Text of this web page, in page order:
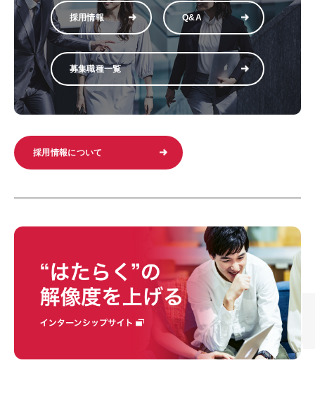
採用情報 Q&A
募集職種一覧
採用情報について